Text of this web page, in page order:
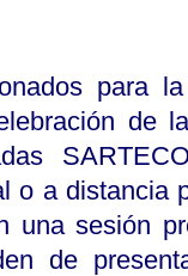
para
de
o a distancia
una sesión
de